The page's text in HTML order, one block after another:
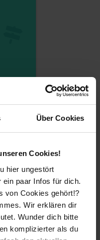
Über Cookies
Cookies!
hier ungestört
paar Infos für dich.
von Cookies gehört!?
Wir erklären dir
Wunder dich bitte
komplizierter als du